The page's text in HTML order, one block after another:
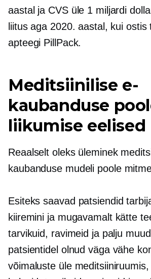
aastal ja CVS üle 1 miljardi
liitus aga 2020. aastal, kui
apteegi PillPack.
Meditsiinilise e-
kaubanduse
liikumise eelised
Reaalselt oleks üleminek
kaubanduse mudeli poole
Esiteks saavad patsiendid
kiiremini ja mugavamalt kätte
tarvikuid, ravimeid ja palju
patsientidel olnud väga vähe
võimaluste üle